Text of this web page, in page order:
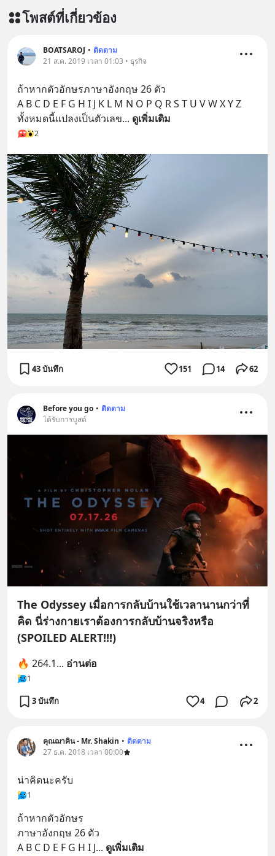
สนับสนุนโดย 📣
เครียด หลับยาก ผมอยากแนะนำ
ผลิตภัณฑ์เสริมอาหาร Diip CBD ช่วย
เพิ่มการผ่อนคลาย ซึ่งช่วยให้การนอน
หลับมีประสิทธิภาพมากยิ่งขึ้น 📍 สนใจ
สั่งซื้อสินค้า Diip CBD 💬 LINE :
https://lin.ee/U91Fzyz
โพสต์ที่เกี่ยวข้อง
BOATSAROJ • ติดตาม
21 ส.ค. 2019 เวลา 01:03 • ธุรกิจ
ถ้าหากตัวอักษรภาษาอังกฤษ 26 ตัว
A B C D E F G H I J K L M N O P Q R S T U V W X Y Z
ทั้งหมดนี้แปลงเป็นตัวเลข... ดูเพิ่มเติม
2
43 บันทึก 151 14 62
Before you go • ติดตาม
ได้รับการบูสต์
The Odyssey เมื่อการกลับบ้านใช้เวลานานกว่าที่
คิด นี่ร่างกายเราต้องการกลับบ้านจริงหรือ
(SPOILED ALERT!!!)
🔥 264.1... อ่านต่อ
1
3 บันทึก 4 2
คุณฌาคิน - Mr. Shakin • ติดตาม
27 ธ.ค. 2018 เวลา 00:00
น่าคิดนะครับ
1
ถ้าหากตัวอักษร
ภาษาอังกฤษ 26 ตัว
A B C D E F G H I J... ดูเพิ่มเติม